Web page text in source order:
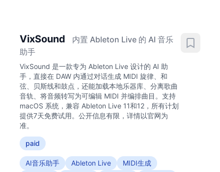
VixSound
内置 Ableton Live 的 AI 音乐
助手
VixSound 是一款专为 Ableton Live 设计的 AI 助
手，直接在 DAW 内通过对话生成 MIDI 旋律、和
弦、贝斯线和鼓点，还能加载本地乐器库、分离歌曲
音轨、将音频转写为可编辑 MIDI 并编排曲目。支持
macOS 系统，兼容 Ableton Live 11和12，所有计划
提供7天免费试用。公开信息有限，详情以官网为
准。
paid
AI音乐助手 Ableton Live
MIDI生成